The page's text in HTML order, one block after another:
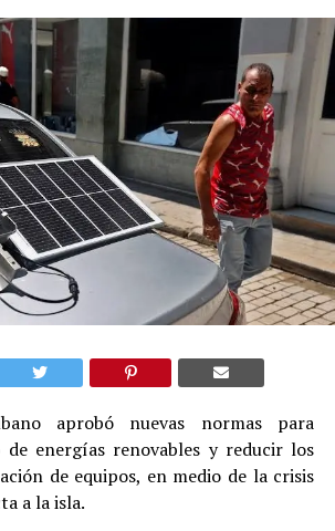
aprobó nuevas normas para
energías renovables y reducir los
de equipos, en medio de la crisis
a la isla.